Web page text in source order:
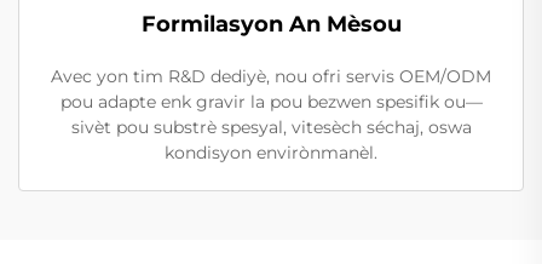
Formilasyon An Mèsou
Avec yon tim R&D dediyè, nou ofri servis OEM/ODM
pou adapte enk gravir la pou bezwen spesifik ou—
sivèt pou substrè spesyal, vitesèch séchaj, oswa
kondisyon envirònmanèl.